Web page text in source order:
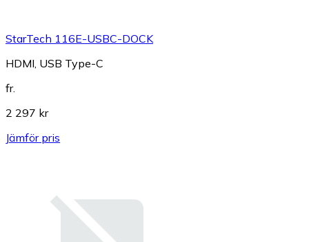
StarTech 116E-USBC-DOCK
HDMI, USB Type-C
fr.
2 297 kr
Jämför pris